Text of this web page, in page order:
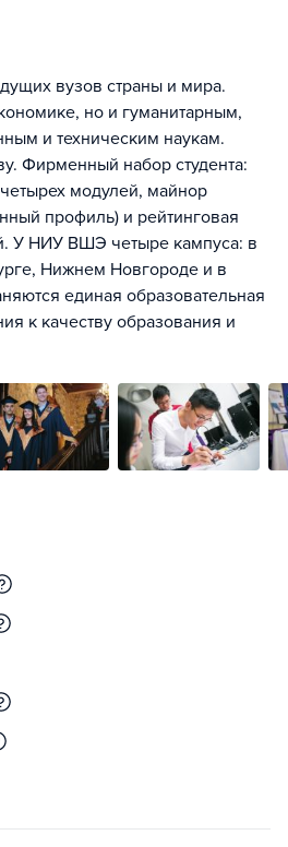
вузов страны и мира.
но и гуманитарным,
и техническим наукам.
Фирменный набор студента:
модулей, майнор
профиль) и рейтинговая
У НИУ ВШЭ четыре кампуса: в
Нижнем Новгороде и в
единая образовательная
к качеству образования и